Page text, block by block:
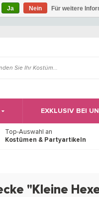
Sie derzeit nicht bestellen.
EXKLUSIV BEI
Top-Auswahl an
Kostümen & Partyartikeln
"Kleine
Ja Nein Für weitere